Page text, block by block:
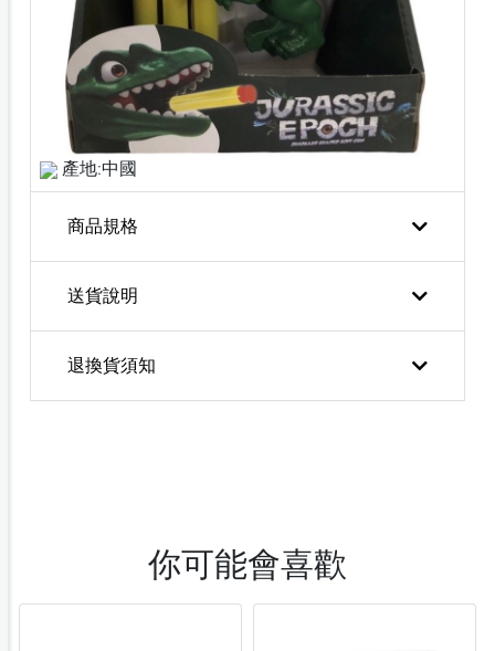
產地:中國
商品規格
送貨說明
退換貨須知
你可能會喜歡